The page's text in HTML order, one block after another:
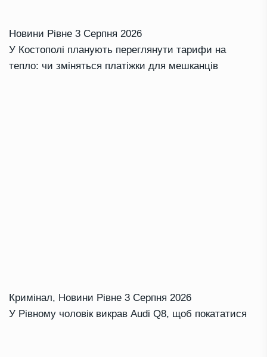
Новини Рівне 3 Серпня 2026
У Костополі планують переглянути тарифи на
тепло: чи зміняться платіжки для мешканців
Кримінал, Новини Рівне 3 Серпня 2026
У Рівному чоловік викрав Audi Q8, щоб покататися